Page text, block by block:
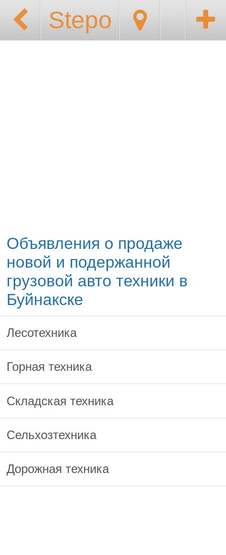
Stepo
Объявления о продаже
новой и подержанной
грузовой авто техники в
Буйнакске
Лесотехника
Горная техника
Складская техника
Сельхозтехника
Дорожная техника